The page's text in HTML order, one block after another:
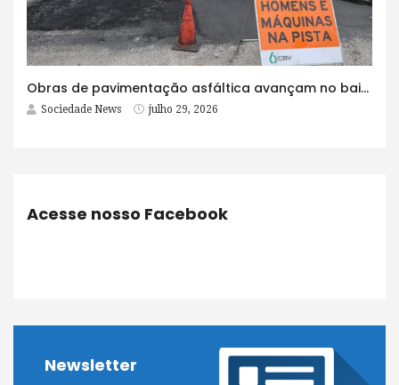
Obras de pavimentação asfáltica avançam no bairro Brasília e chegam a mais quatro ruas
Sociedade News julho 29, 2026
Acesse nosso Facebook
Newsletter